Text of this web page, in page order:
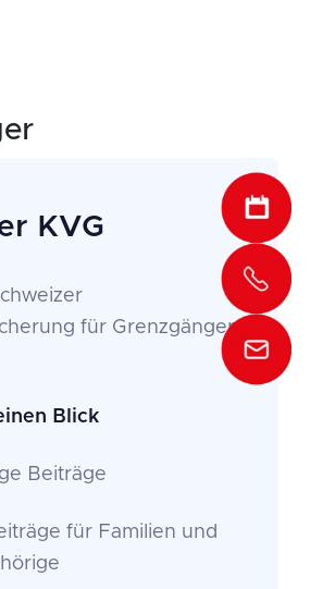
KVG
für Grenzgänger
Blick
Beiträge
für Familien und